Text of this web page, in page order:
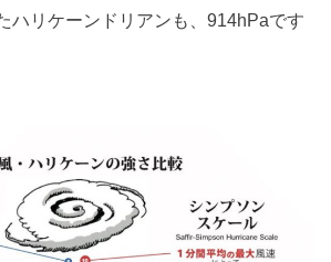
ハリケーンドリアンも、914hPaです